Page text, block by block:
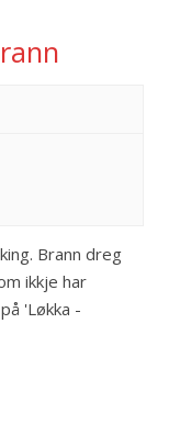
Brann dreg
ikkje har
'Løkka -